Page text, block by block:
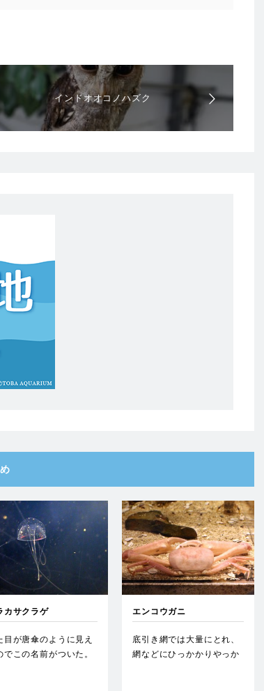
インドオオコノハズク
カサクラゲ
目が唐傘のように見え
でこの名前がついた。
エンコウガニ
底引き網では大量にとれ、
網などにひっかかりやっか